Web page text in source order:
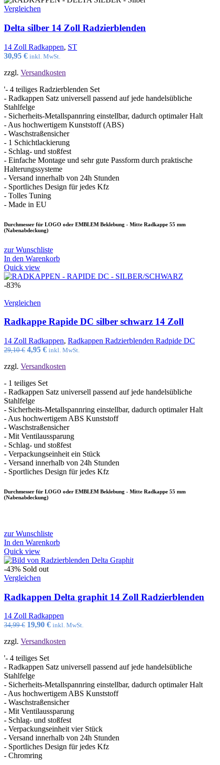
Vergleichen
Delta silber 14 Zoll Radzierblenden
14 Zoll Radkappen, ST
30,95 € inkl. MwSt.
zzgl. Versandkosten
'- 4 teiliges Radzierblenden Set
- Radkappen Satz universell passend auf jede handelsübliche
Stahlfelge
- Sicherheits-Metallspannring einstellbar, dadurch optimaler Halt
- Aus hochwertigem Kunststoff (ABS)
- Waschstraßensicher
- 1 Schichtlackierung
- Schlag- und stoßfest
- Einfache Montage und sehr gute Passform durch praktische
Halterungssysteme
- Versand innerhalb von 24h Stunden
- Sportliches Design für jedes Kfz
- Tolles Tuning
- Made in EU
Durchmesser für LOGO oder EMBLEM Beklebung - Mitte Radkappe 55 mm
(Nabenabdeckung)
zur Wunschliste
In den Warenkorb
Quick view
-83%
Vergleichen
Radkappe Rapide DC silber schwarz 14 Zoll
14 Zoll Radkappen, Radkappen Radzierblenden Radpide DC
29,10€ Ursprünglicher
war:
4,95 €Aktueller
ist:
inkl. MwSt.
zzgl. Versandkosten
- 1 teiliges Set
- Radkappen Satz universell passend auf jede handelsübliche
Stahlfelge
- Sicherheits-Metallspannring einstellbar, dadurch optimaler Halt
- Aus hochwertigem ABS Kunststoff
- Waschstraßensicher
- Mit Ventilaussparung
- Schlag- und stoßfest
- Verpackungseinheit ein Stück
- Versand innerhalb von 24h Stunden
- Sportliches Design für jedes Kfz
Durchmesser für LOGO oder EMBLEM Beklebung - Mitte Radkappe 55 mm
(Nabenabdeckung)
zur Wunschliste
In den Warenkorb
Quick view
-43% Sold out
Vergleichen
Radkappen Delta graphit 14 Zoll Radzierblenden
14 Zoll Radkappen
34,99€ Ursprünglicher
war:
19,90 €Aktueller
ist:
inkl. MwSt.
zzgl. Versandkosten
'- 4 teiliges Set
- Radkappen Satz universell passend auf jede handelsübliche
Stahlfelge
- Sicherheits-Metallspannring einstellbar, dadurch optimaler Halt
- Aus hochwertigem ABS Kunststoff
- Waschstraßensicher
- Mit Ventilaussparung
- Schlag- und stoßfest
- Verpackungseinheit vier Stück
- Versand innerhalb von 24h Stunden
- Sportliches Design für jedes Kfz
- Chromring